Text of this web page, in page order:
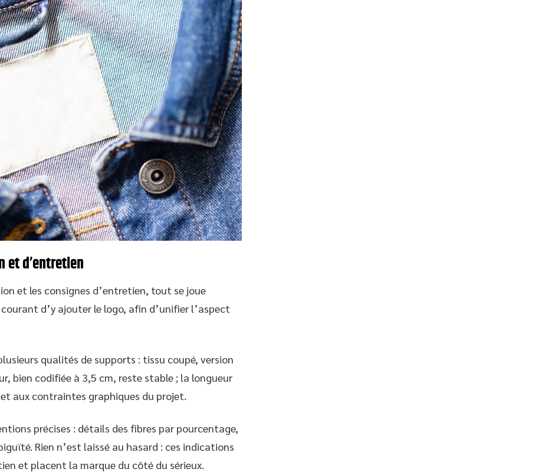
et d’entretien
et les consignes d’entretien, tout se joue
d’y ajouter le logo, afin d’unifier l’aspect
qualités de supports : tissu coupé, version
bien codifiée à 3,5 cm, reste stable ; la longueur
aux contraintes graphiques du projet.
précises : détails des fibres par pourcentage,
Rien n’est laissé au hasard : ces indications
et placent la marque du côté du sérieux.